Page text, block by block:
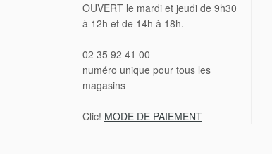
OUVERT le mardi et jeudi de 9h30
à 12h et de 14h à 18h.
02 35 92 41 00
numéro unique pour tous les
magasins
Clic! MODE DE PAIEMENT